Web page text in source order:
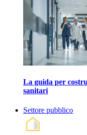
La guida per
sanitari
Settore pubblico